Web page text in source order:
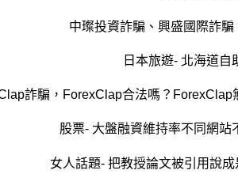
中璨投資詐騙、興盛國際詐
日本旅遊- 北海道
股票- 大盤融資維持率不同網
女人話題- 把教授論文被引用說